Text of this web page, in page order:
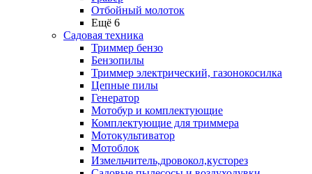
Отбойный молоток
Ещё 6
Садовая техника
Триммер бензо
Бензопилы
Триммер электрический, газонокосилка
Цепные пилы
Генератор
Мотобур и комплектующие
Комплектующие для триммера
Мотокультиватор
Мотоблок
Измельчитель,дровокол,кусторез